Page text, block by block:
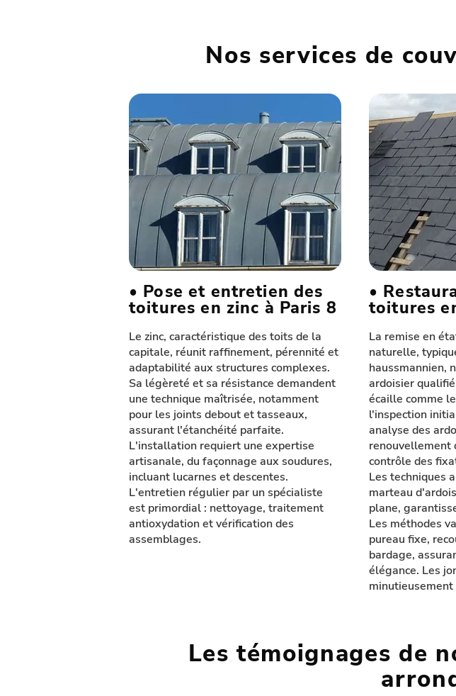
Nos services de
• Pose et entretien des
toitures en zinc à Paris 8
Le zinc, caractéristique des toits de la
capitale, réunit raffinement, pérennité et
adaptabilité aux structures complexes.
Sa légèreté et sa résistance demandent
une technique maîtrisée, notamment
pour les joints debout et tasseaux,
assurant l'étanchéité parfaite.
L'installation requiert une expertise
artisanale, du façonnage aux soudures,
incluant lucarnes et descentes.
L'entretien régulier par un spécialiste
est primordial : nettoyage, traitement
antioxydation et vérification des
assemblages.
•
toitures
La remise en
naturelle,
haussmannien,
ardoisier
écaille comme
l'inspection
analyse des
renouvellement
contrôle des
Les techniques
marteau
plane,
Les méthodes
pureau fixe,
bardage,
élégance. Les
Les témoignages de